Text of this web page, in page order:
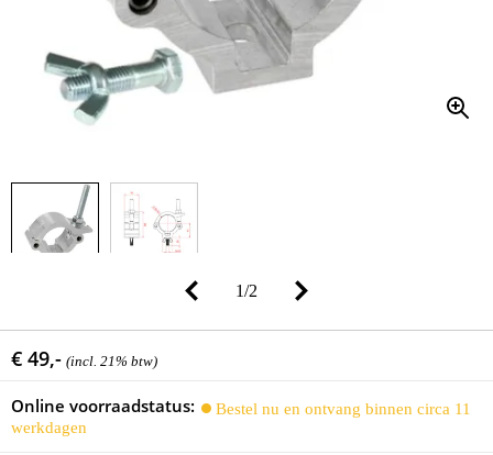
1/2
€ 49,- (incl. 21% btw)
Online voorraadstatus:
Bestel nu en ontvang binnen circa 11
werkdagen